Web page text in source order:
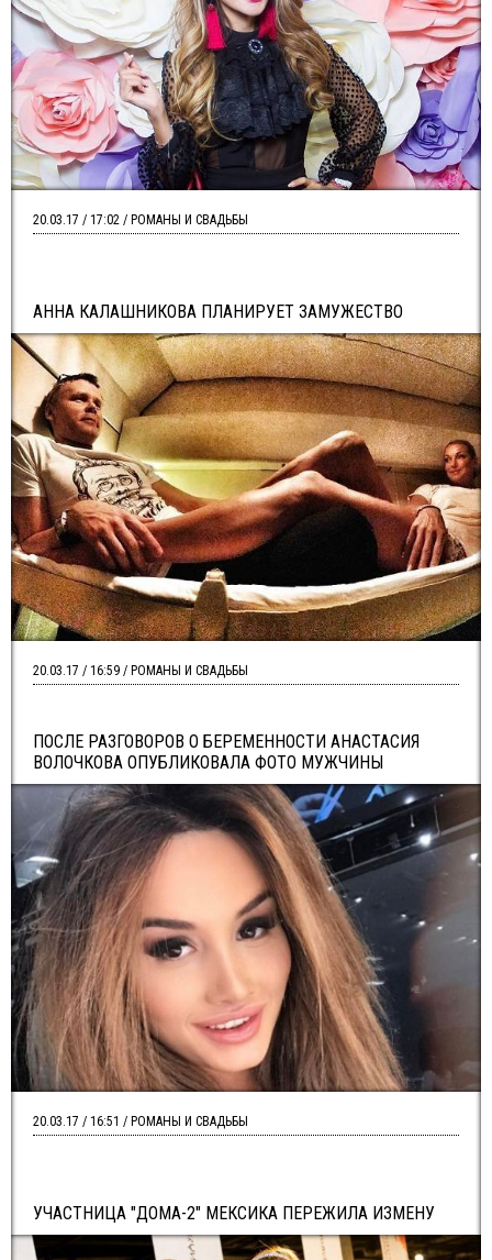
АННА КАЛАШНИКОВА ПЛАНИРУЕТ ЗАМУЖЕСТВО
20.03.17 / 17:02 / РОМАНЫ И СВАДЬБЫ
ПОСЛЕ РАЗГОВОРОВ О БЕРЕМЕННОСТИ АНАСТАСИЯ
ВОЛОЧКОВА ОПУБЛИКОВАЛА ФОТО МУЖЧИНЫ
20.03.17 / 16:59 / РОМАНЫ И СВАДЬБЫ
УЧАСТНИЦА "ДОМА-2" МЕКСИКА ПЕРЕЖИЛА ИЗМЕНУ
20.03.17 / 16:51 / РОМАНЫ И СВАДЬБЫ